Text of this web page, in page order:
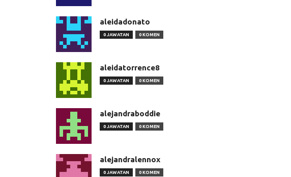
aleidadonato
0 JAWATAN 0 KOMEN
aleidatorrence8
0 JAWATAN 0 KOMEN
alejandraboddie
0 JAWATAN 0 KOMEN
alejandralennox
0 JAWATAN 0 KOMEN